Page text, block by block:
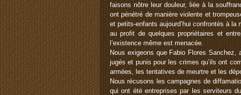
faisons nôtre leur douleur, liée à la
ont pénétré de manière violente et
et petits-enfants aujourd’hui confrontés à
au profit de quelques propriétaires et
l’existence même est menacée.
Nous exigeons que Fabio Flores Sanchez,
jugés et punis pour les crimes qu’ils ont
armées, les tentatives de meurtre et les
Nous récusons les campagnes de
qui ont été entreprises par les serviteurs